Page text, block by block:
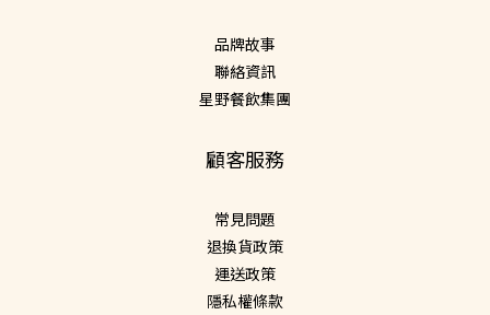
品牌故事
聯絡資訊
星野餐飲集團
顧客服務
常見問題
退換貨政策
運送政策
隱私權條款